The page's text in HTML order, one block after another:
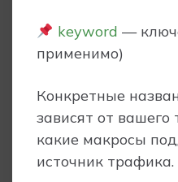
keyword —
применимо)
Конкретные
зависят от вашего
какие макросы
источник трафика.